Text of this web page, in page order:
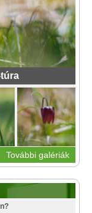
További galériák